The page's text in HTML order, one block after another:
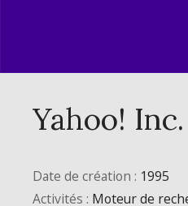
Yahoo! Inc.
Date de création : 1995
Activités : Moteur de